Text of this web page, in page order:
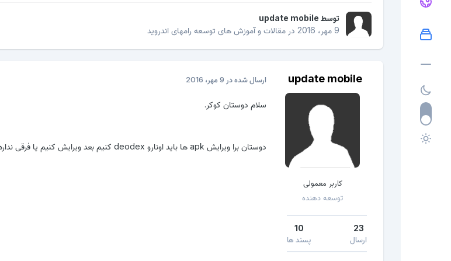
توسط update mobile
9 مهر، 2016
در مقالات و آموزش های توسعه رامهای اندروید
update mobile
کاربر معمولی
توسعه دهنده
23
ارسال
10
پسند ها
ارسال شده در 9 مهر، 2016
سلام دوستان کوکر.
دوستان برا ویرایش apk ها باید اونارو deodex کنیم بعد ویرایش کنیم یا فرقی نداره؟